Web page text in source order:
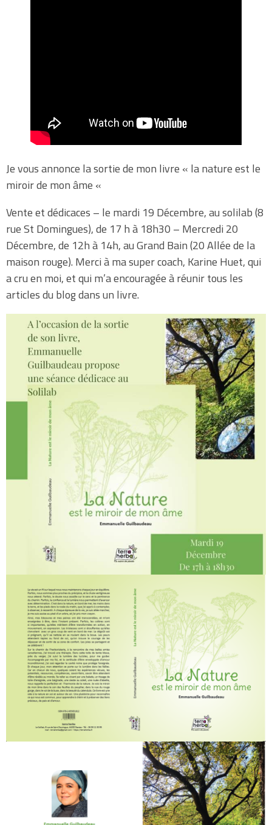
Je vous annonce la sortie de mon livre « la nature est le
miroir de mon âme «
Vente et dédicaces – le mardi 19 Décembre, au solilab (8
rue St Domingues), de 17 h à 18h30 – Mercredi 20
Décembre, de 12h à 14h, au Grand Bain (20 Allée de la
maison rouge). Merci à ma super coach, Karine Huet, qui
a cru en moi, et qui m’a encouragée à réunir tous les
articles du blog dans un livre.